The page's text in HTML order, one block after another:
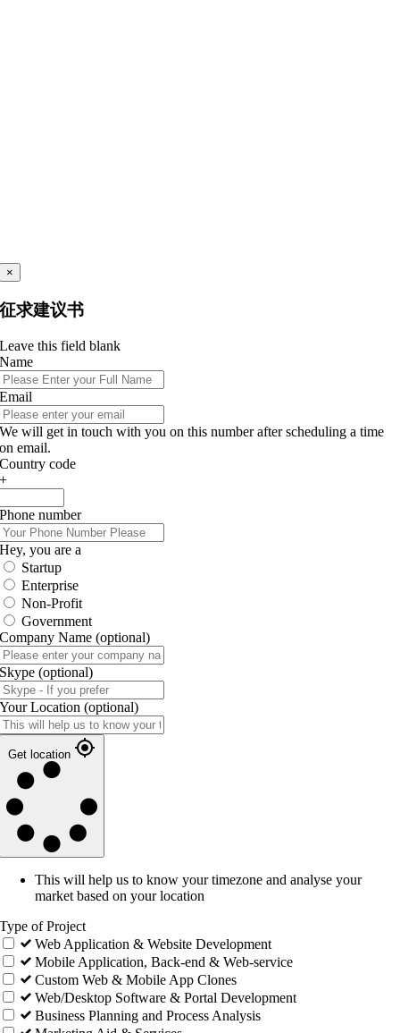
×
征求建议书
Leave this field blank
Name
Email
We will get in touch with you on this number after scheduling a time
on email.
Country code
+
Phone number
Hey, you are a
Startup
Enterprise
Non-Profit
Government
Company Name (optional)
Skype (optional)
Your Location (optional)
Get location
This will help us to know your timezone and analyse your
market based on your location
Type of Project
Web Application & Website Development
Mobile Application, Back-end & Web-service
Custom Web & Mobile App Clones
Web/Desktop Software & Portal Development
Business Planning and Process Analysis